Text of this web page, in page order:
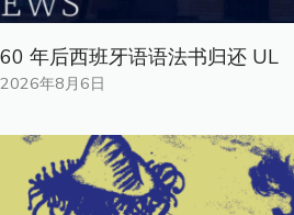
60 年后西班牙语语法书归还 UL
2026年8月6日